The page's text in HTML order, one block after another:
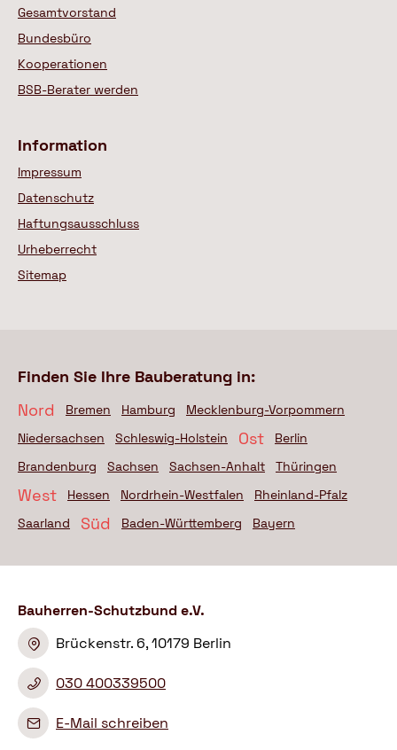
Gesamtvorstand
Bundesbüro
Kooperationen
BSB-Berater werden
Information
Impressum
Datenschutz
Haftungsausschluss
Urheberrecht
Sitemap
Finden Sie Ihre Bauberatung in:
Nord
Bremen Hamburg
Mecklenburg-Vorpommern
Niedersachsen
Schleswig-Holstein Ost
Berlin
Brandenburg
Sachsen Sachsen-Anhalt Thüringen
West Hessen Nordrhein-Westfalen
Rheinland-Pfalz
Saarland
Süd Baden-Württemberg Bayern
Bauherren-Schutzbund e.V.
Brückenstr. 6, 10179 Berlin
030 400339500
E-Mail schreiben